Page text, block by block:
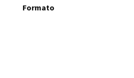
Formato